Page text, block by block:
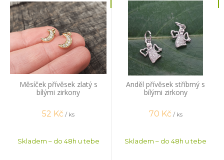
Měsíček přívěsek zlatý s
bílými zirkony
52 Kč / ks
Skladem – do 48h u tebe
Anděl přívěsek stříbrný s
bílými zirkony
70 Kč / ks
Skladem – do 48h u tebe